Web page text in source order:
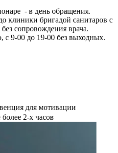
- в день обращения.
клиники бригадой санитаров с
сопровождения врача.
с 9-00 до 19-00 без выходных.
для мотивации
2-х часов